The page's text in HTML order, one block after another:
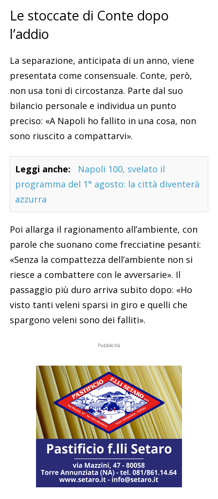
Le stoccate di Conte dopo
l’addio
La separazione, anticipata di un anno, viene
presentata come consensuale. Conte, però,
non usa toni di circostanza. Parte dal suo
bilancio personale e individua un punto
preciso: «A Napoli ho fallito in una cosa, non
sono riuscito a compattarvi».
Leggi anche:
Napoli 100, svelato il
programma del 1° agosto: la città diventerà
azzurra
Poi allarga il ragionamento all’ambiente, con
parole che suonano come frecciatine pesanti:
«Senza la compattezza dell’ambiente non si
riesce a combattere con le avversarie». Il
passaggio più duro arriva subito dopo: «Ho
visto tanti veleni sparsi in giro e quelli che
spargono veleni sono dei falliti».
Pubblicità